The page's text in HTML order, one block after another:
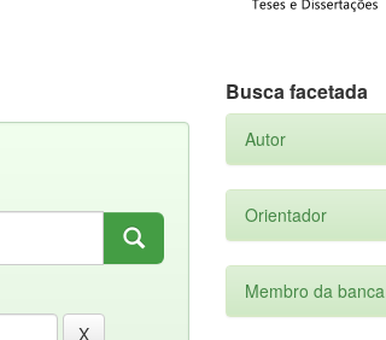
Busca facetada
Autor
Orientador
Membro da banca